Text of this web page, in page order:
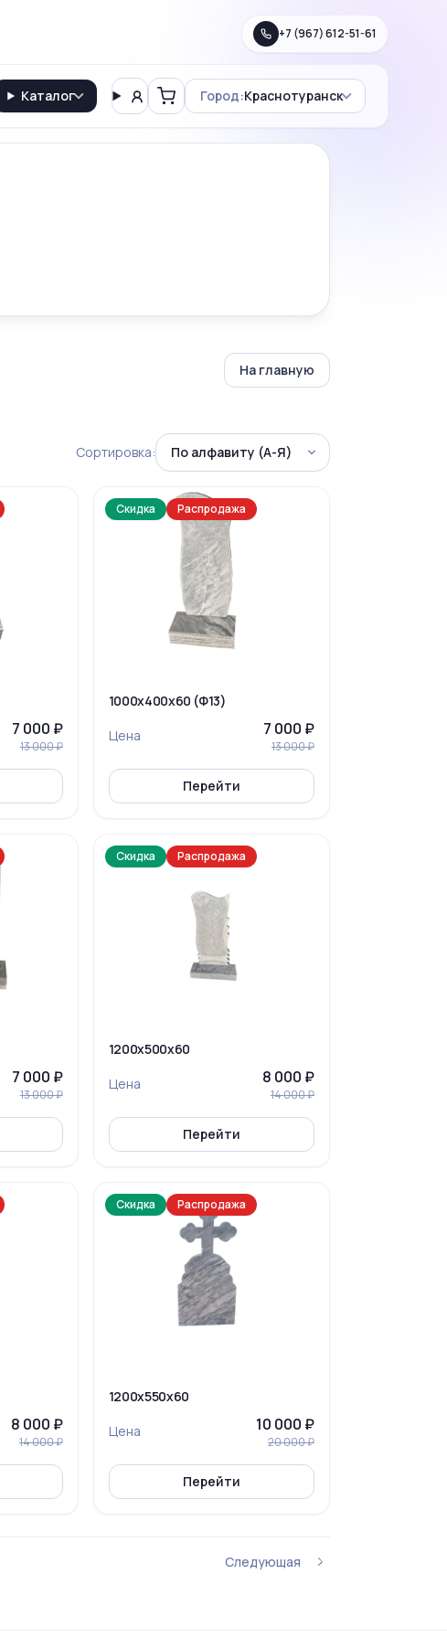
+7 (967) 612-51-61
Каталог ВходКорзинаГород:Краснотуранск
На главную
Сортировка:
7 000 ₽
13 000 ₽
Скидка Распродажа
1000x400x60 (Ф13)
Цена
7 000 ₽
13 000 ₽
Перейти
7 000 ₽
13 000 ₽
Скидка Распродажа
1200x500x60
Цена
8 000 ₽
14 000 ₽
Перейти
8 000 ₽
14 000 ₽
Скидка Распродажа
1200x550x60
Цена
10 000 ₽
20 000 ₽
Перейти
Следующая